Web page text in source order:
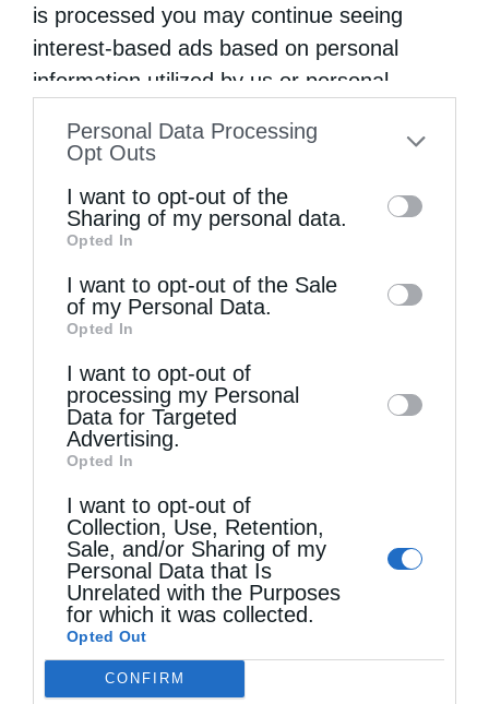
is processed you may continue seeing
interest-based ads based on personal
information utilized by us or personal
to your opt-out. You may separately opt-out
information by third parties on the IAB’s list
of downstream participants. This
information may also be disclosed by us to
third parties on theIAB’s List of
Downstream Participants
disclose it to other third parties.
Personal Data Processing
Opt Outs
I want to opt-out of the
Sharing of my personal data.
Opted In
I want to opt-out of the Sale
of my Personal Data.
Opted In
I want to opt-out of
processing my Personal
Data for Targeted
Advertising.
Opted In
I want to opt-out of
Collection, Use, Retention,
Sale, and/or Sharing of my
Personal Data that Is
Unrelated with the Purposes
for which it was collected.
Opted Out
CONFIRM
Τελευταία άρθρα
Κακό και εκδίκηση
Χειροτονία Διακόνου από τον Αρχιεπίσκοπο
Αυστραλίας στην Ιερά Επισκοπή Χώρας
Δημητριάδος Ιγνάτιος: «Ο Χριστός μάς έδειξε το
μέλλον μας» – Με λαμπρότητα εορτάστηκε στον
Βόλο η Μεταμόρφωση